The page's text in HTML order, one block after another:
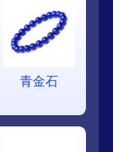
青金石